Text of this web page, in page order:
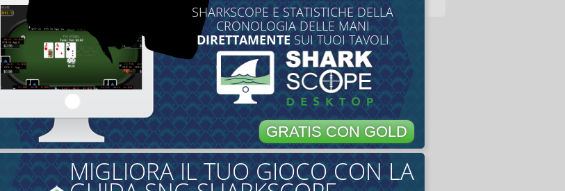
SHARKSCOPE E STATISTICHE DELLA
CRONOLOGIA DELLE MANI
DIRETTAMENTESUI TUOI TAVOLI
GRATIS CON GOLD
MIGLIORA IL TUO GIOCO CON LA